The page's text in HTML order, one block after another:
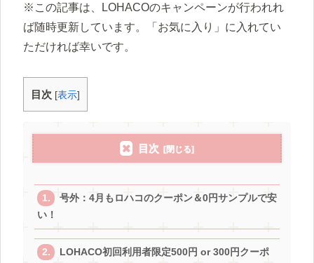
※この記事は、LOHACOのキャンペーンが行われれ
ば随時更新しています。「お気に入り」に入れてい
ただければ幸いです。
目次 [表示]
目次
号外：4月もロハコのクーポン＆0円サンプルで安
い！
LOHACO初回利用者限定500円 or 300円クーポ